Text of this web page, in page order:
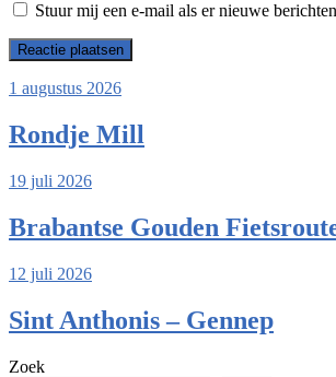
Stuur mij een e-mail als er nieuwe
1 augustus 2026
Rondje Mill
19 juli 2026
Brabantse Gouden
12 juli 2026
Sint Anthonis – Gennep
Zoek